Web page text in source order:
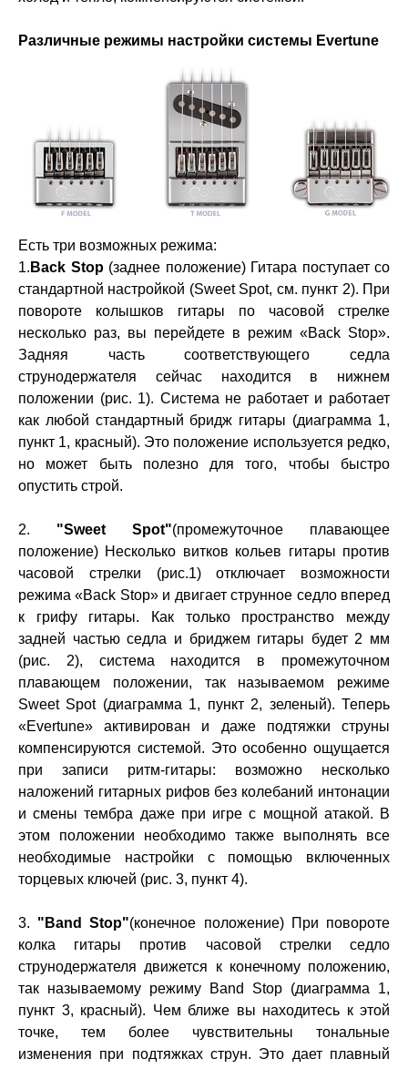
Различные режимы настройки системы Evertune
Есть три возможных режима:
1. Back Stop(заднее положение) Гитара поступает со
стандартной настройкой (Sweet Spot, см. пункт 2). При
повороте колышков гитары по часовой стрелке
несколько раз, вы перейдете в режим «Back Stop».
Задняя часть соответствующего седла
струнодержателя сейчас находится в нижнем
положении (рис. 1). Система не работает и работает
как любой стандартный бридж гитары (диаграмма 1,
пункт 1, красный). Это положение используется редко,
но может быть полезно для того, чтобы быстро
опустить строй.
2. "Sweet Spot"(промежуточное плавающее
положение) Несколько витков кольев гитары против
часовой стрелки (рис.1) отключает возможности
режима «Back Stop» и двигает струнное седло вперед
к грифу гитары. Как только пространство между
задней частью седла и бриджем гитары будет 2 мм
(рис. 2), система находится в промежуточном
плавающем положении, так называемом режиме
Sweet Spot (диаграмма 1, пункт 2, зеленый). Теперь
«Evertune» активирован и даже подтяжки струны
компенсируются системой. Это особенно ощущается
при записи ритм-гитары: возможно несколько
наложений гитарных рифов без колебаний интонации
и смены тембра даже при игре с мощной атакой. В
этом положении необходимо также выполнять все
необходимые настройки с помощью включенных
торцевых ключей (рис. 3, пункт 4).
3. "Band Stop"(конечное положение) При повороте
колка гитары против часовой стрелки седло
струнодержателя движется к конечному положению,
так называемому режиму Band Stop (диаграмма 1,
пункт 3, красный). Чем ближе вы находитесь к этой
точке, тем более чувствительны тональные
изменения при подтяжках струн. Это дает плавный